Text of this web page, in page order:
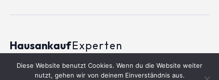
HausankaufExperten
2026 © Hausankauf-experten.de
Diese Website benutzt Cookies. Wenn du die Website weiter
nutzt, gehen wir von deinem Einverständnis aus.